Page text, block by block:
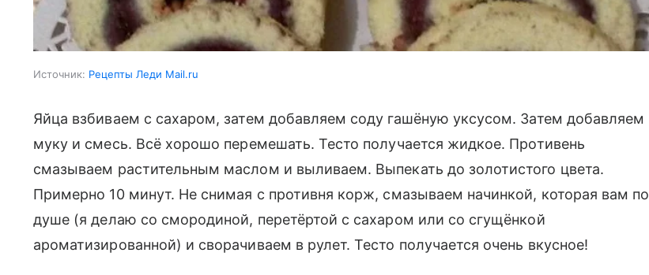
Источник: Рецепты Леди Mail.ru
Яйца взбиваем с сахаром, затем добавляем соду гашёную уксусом. Затем добавляем
муку и смесь. Всё хорошо перемешать. Тесто получается жидкое. Противень
смазываем растительным маслом и выливаем. Выпекать до золотистого цвета.
Примерно 10 минут. Не снимая с противня корж, смазываем начинкой, которая вам по
душе (я делаю со смородиной, перетёртой с сахаром или со сгущёнкой
ароматизированной) и сворачиваем в рулет. Тесто получается очень вкусное!